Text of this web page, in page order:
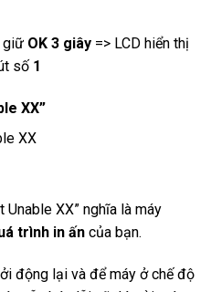
giữ OK 3 giây => LCD hiển thị
số 1
XX”
Unable XX” nghĩa là máy
trình in ấn của bạn.
động lại và để máy ở chế độ